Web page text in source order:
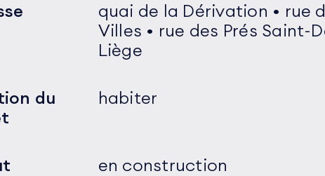
quai de la Dérivation • rue
Villes • rue des Prés Saint-
Liège
du
habiter
en construction